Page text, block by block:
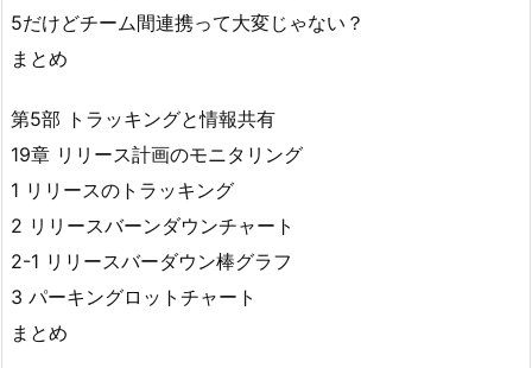
5だけどチーム間連携って大変じゃない？
まとめ
第5部 トラッキングと情報共有
19章 リリース計画のモニタリング
1 リリースのトラッキング
2 リリースバーンダウンチャート
2-1 リリースバーダウン棒グラフ
3 パーキングロットチャート
まとめ